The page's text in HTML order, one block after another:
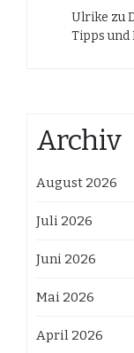
Ulrike zu
Tipps
Archiv
August 2026
Juli 2026
Juni 2026
Mai 2026
April 2026